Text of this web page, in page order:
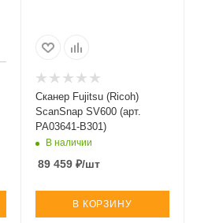
Сканер Fujitsu (Ricoh)
ScanSnap SV600 (арт.
PA03641-B301)
В наличии
89 459₽/шт
В КОРЗИНУ